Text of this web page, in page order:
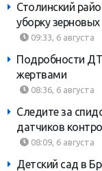
Столинский
уборку
09:33, 6 августа
Подробности
жертвами
08:36, 6 августа
Следите за
датчиков
08:09, 6 августа
Детский сад в